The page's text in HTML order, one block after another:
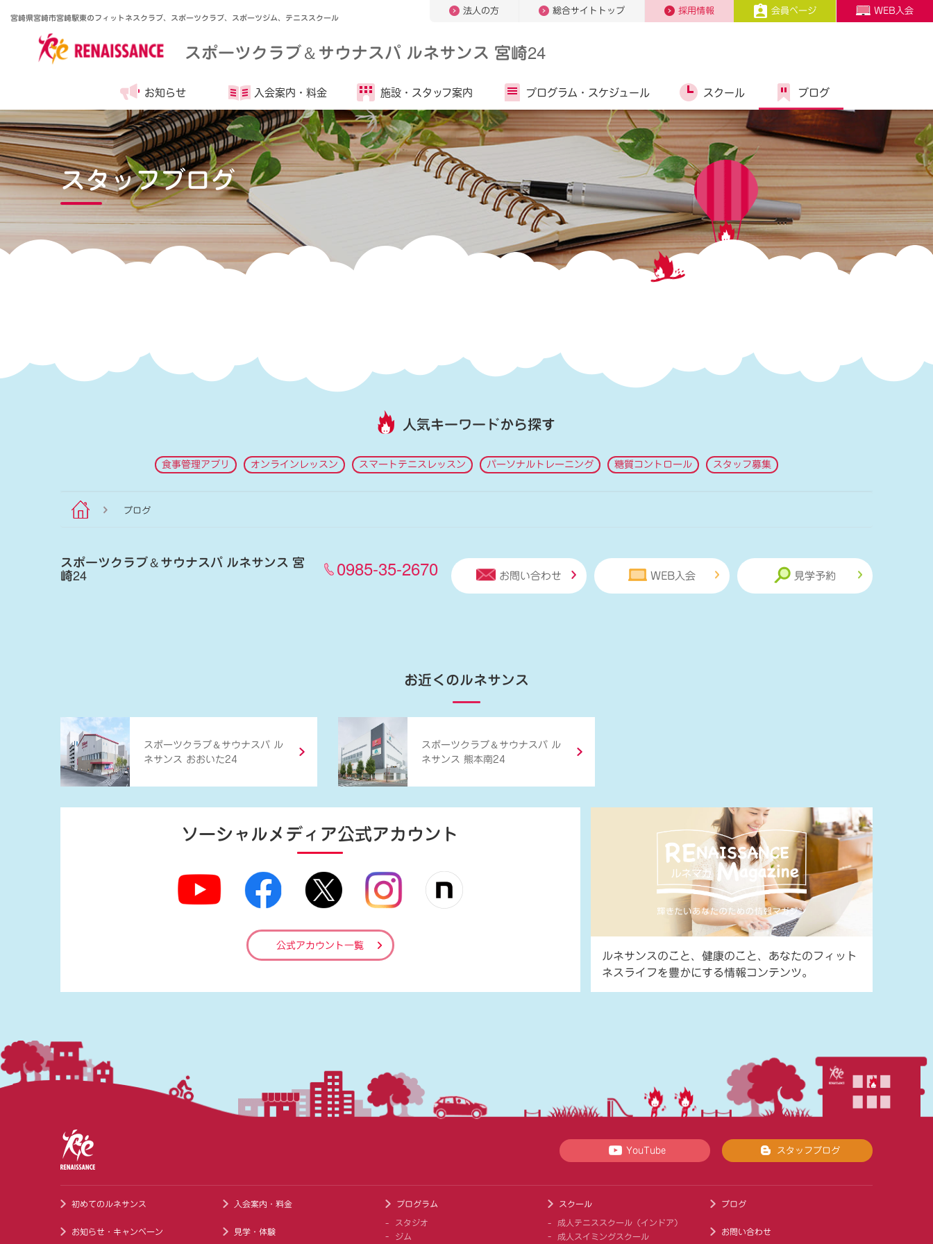
宮崎県宮崎市宮崎駅東のフィットネスクラブ、スポーツクラブ、スポーツジム、テニススクール
法人の方 総合サイトトップ 採用情報 会員ページ WEB入会
スポーツクラブ＆サウナスパ ルネサンス 宮崎24
お知らせ 入会案内・ 料金 施設・ スタッフ案内 プログラム・ スケジュール スクール ブログ
スタッフブログ
人気キーワードから探す
食事管理アプリ オンラインレッスン スマートテニスレッスン パーソナルトレーニング 糖質コントロール スタッフ募集
ブログ
スポーツクラブ＆サウナスパ ルネサンス 宮
崎24 0985-35-2670 お問い合わせ WEB入会 見学予約
お近くのルネサンス
スポーツクラブ ＆ サウナスパ ル
ネサンス おおいた24
スポーツクラブ ＆ サウナスパ ル
ネサンス 熊本南24
ソーシャルメディア公式アカウント
公式アカウント一覧
ルネサンスのこと、健康のこと、あなたのフィット
ネスライフを豊かにする情報コンテンツ。
YouTube スタッフブログ
初めてのルネサンス
お知らせ・キャンペーン
入会案内・料金
見学・体験
プログラム
スタジオ
ジム
スクール
成人テニススクール（インドア）
成人スイミングスクール
ブログ
お問い合わせ